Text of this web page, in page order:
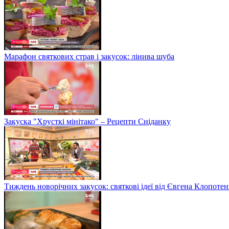
Марафон святкових страв і закусок: лінива шуба
Закуска "Хрусткі мінітако" – Рецепти Сніданку
Тиждень новорічних закусок: святкові ідеї від Євгена